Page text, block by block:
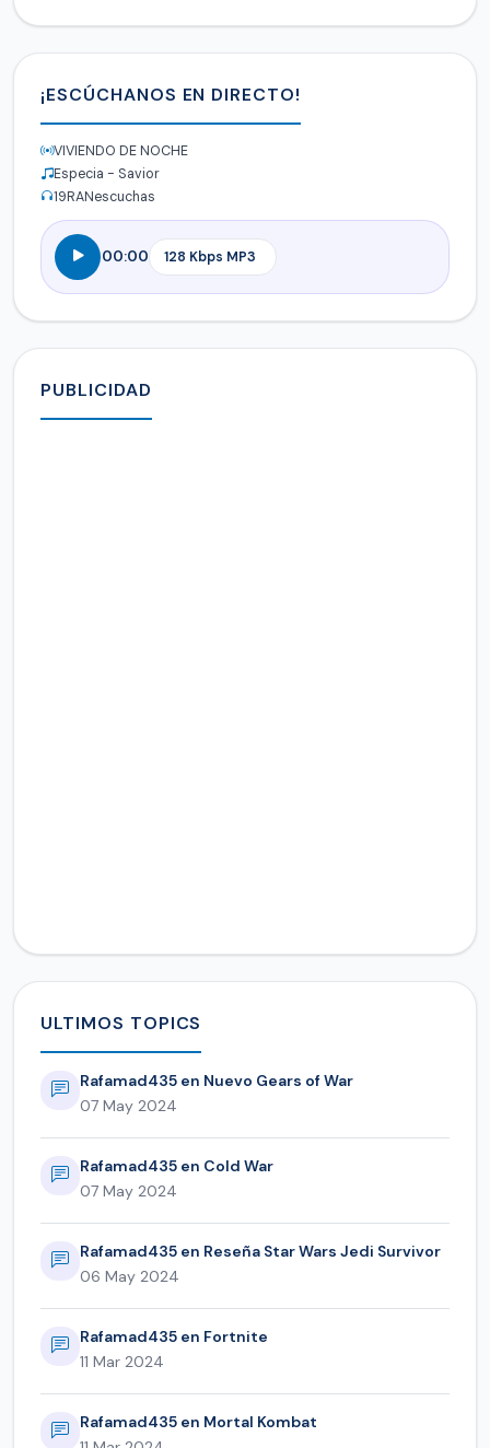
¡ESCÚCHANOS EN DIRECTO!
VIVIENDO DE NOCHE
Especia - Savior
19RANescuchas
00:00
PUBLICIDAD
ULTIMOS TOPICS
Rafamad435 en Nuevo Gears of War
07 May 2024
Rafamad435 en Cold War
07 May 2024
Rafamad435 en Reseña Star Wars Jedi Survivor
06 May 2024
Rafamad435 en Fortnite
11 Mar 2024
Rafamad435 en Mortal Kombat